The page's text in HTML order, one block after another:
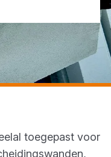
toegepast voor